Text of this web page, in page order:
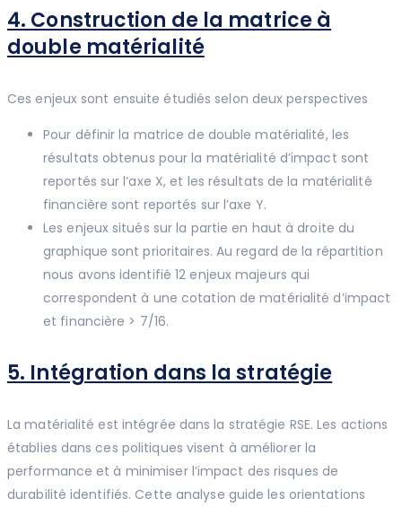
4. Construction de la matrice à
double matérialité
Ces enjeux sont ensuite étudiés selon deux perspectives
Pour définir la matrice de double matérialité, les
résultats obtenus pour la matérialité d’impact sont
reportés sur l’axe X, et les résultats de la matérialité
financière sont reportés sur l’axe Y.
Les enjeux situés sur la partie en haut à droite du
graphique sont prioritaires. Au regard de la répartition
nous avons identifié 12 enjeux majeurs qui
correspondent à une cotation de matérialité d’impact
et financière > 7/16.
5. Intégration dans la stratégie
La matérialité est intégrée dans la stratégie RSE. Les actions
établies dans ces politiques visent à améliorer la
performance et à minimiser l’impact des risques de
durabilité identifiés. Cette analyse guide les orientations